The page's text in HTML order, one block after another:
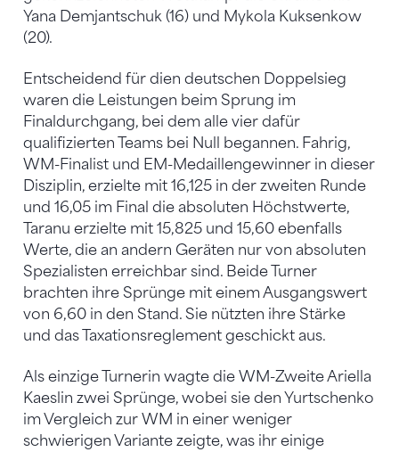
Yana Demjantschuk (16) und Mykola Kuksenkow
(20).
Entscheidend für dien deutschen Doppelsieg
waren die Leistungen beim Sprung im
Finaldurchgang, bei dem alle vier dafür
qualifizierten Teams bei Null begannen. Fahrig,
WM-Finalist und EM-Medaillengewinner in dieser
Disziplin, erzielte mit 16,125 in der zweiten Runde
und 16,05 im Final die absoluten Höchstwerte,
Taranu erzielte mit 15,825 und 15,60 ebenfalls
Werte, die an andern Geräten nur von absoluten
Spezialisten erreichbar sind. Beide Turner
brachten ihre Sprünge mit einem Ausgangswert
von 6,60 in den Stand. Sie nützten ihre Stärke
und das Taxationsreglement geschickt aus.
Als einzige Turnerin wagte die WM-Zweite Ariella
Kaeslin zwei Sprünge, wobei sie den Yurtschenko
im Vergleich zur WM in einer weniger
schwierigen Variante zeigte, was ihr einige